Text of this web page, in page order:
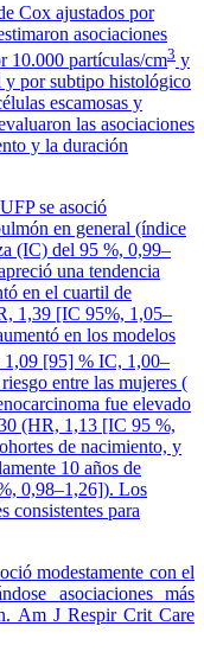
Cox ajustados por
asociaciones
10.000 partículas/cm3 y
y por subtipo histológico
escamosas y
las asociaciones
y la duración
se asoció
en general (índice
(IC) del 95 %, 0,99–
una tendencia
en el cuartil de
1,39 [IC 95%, 1,05–
en los modelos
1,09 [95] % IC, 1,00–
entre las mujeres (
fue elevado
(HR, 1,13 [IC 95 %,
de nacimiento, y
10 años de
0,98–1,26]). Los
consistentes para
modestamente con el
asociaciones más
Am J Respir Crit Care